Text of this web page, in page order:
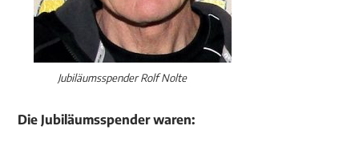
Jubiläumsspender Rolf Nolte
Die Jubiläumsspender waren: